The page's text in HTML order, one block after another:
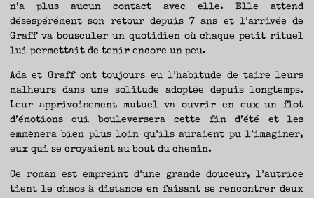
OU
REMETTRE
EN
SELLE
ET
CE
LIBRE(S),
COMMENCE
ICI.
n’a plus aucun contact avec elle. Elle attend
désespérément son retour depuis 7 ans et l’arrivée de
Graff va bousculer un quotidien où chaque petit rituel
lui permettait de tenir encore un peu.
Ada et Graff ont toujours eu l’habitude de taire leurs
malheurs dans une solitude adoptée depuis longtemps.
Leur apprivoisement mutuel va ouvrir en eux un flot
d’émotions qui bouleversera cette fin d’été et les
emmènera bien plus loin qu’ils auraient pu l’imaginer,
eux qui se croyaient au bout du chemin.
Ce roman est empreint d’une grande douceur, l’autrice
tient le chaos à distance en faisant se rencontrer deux